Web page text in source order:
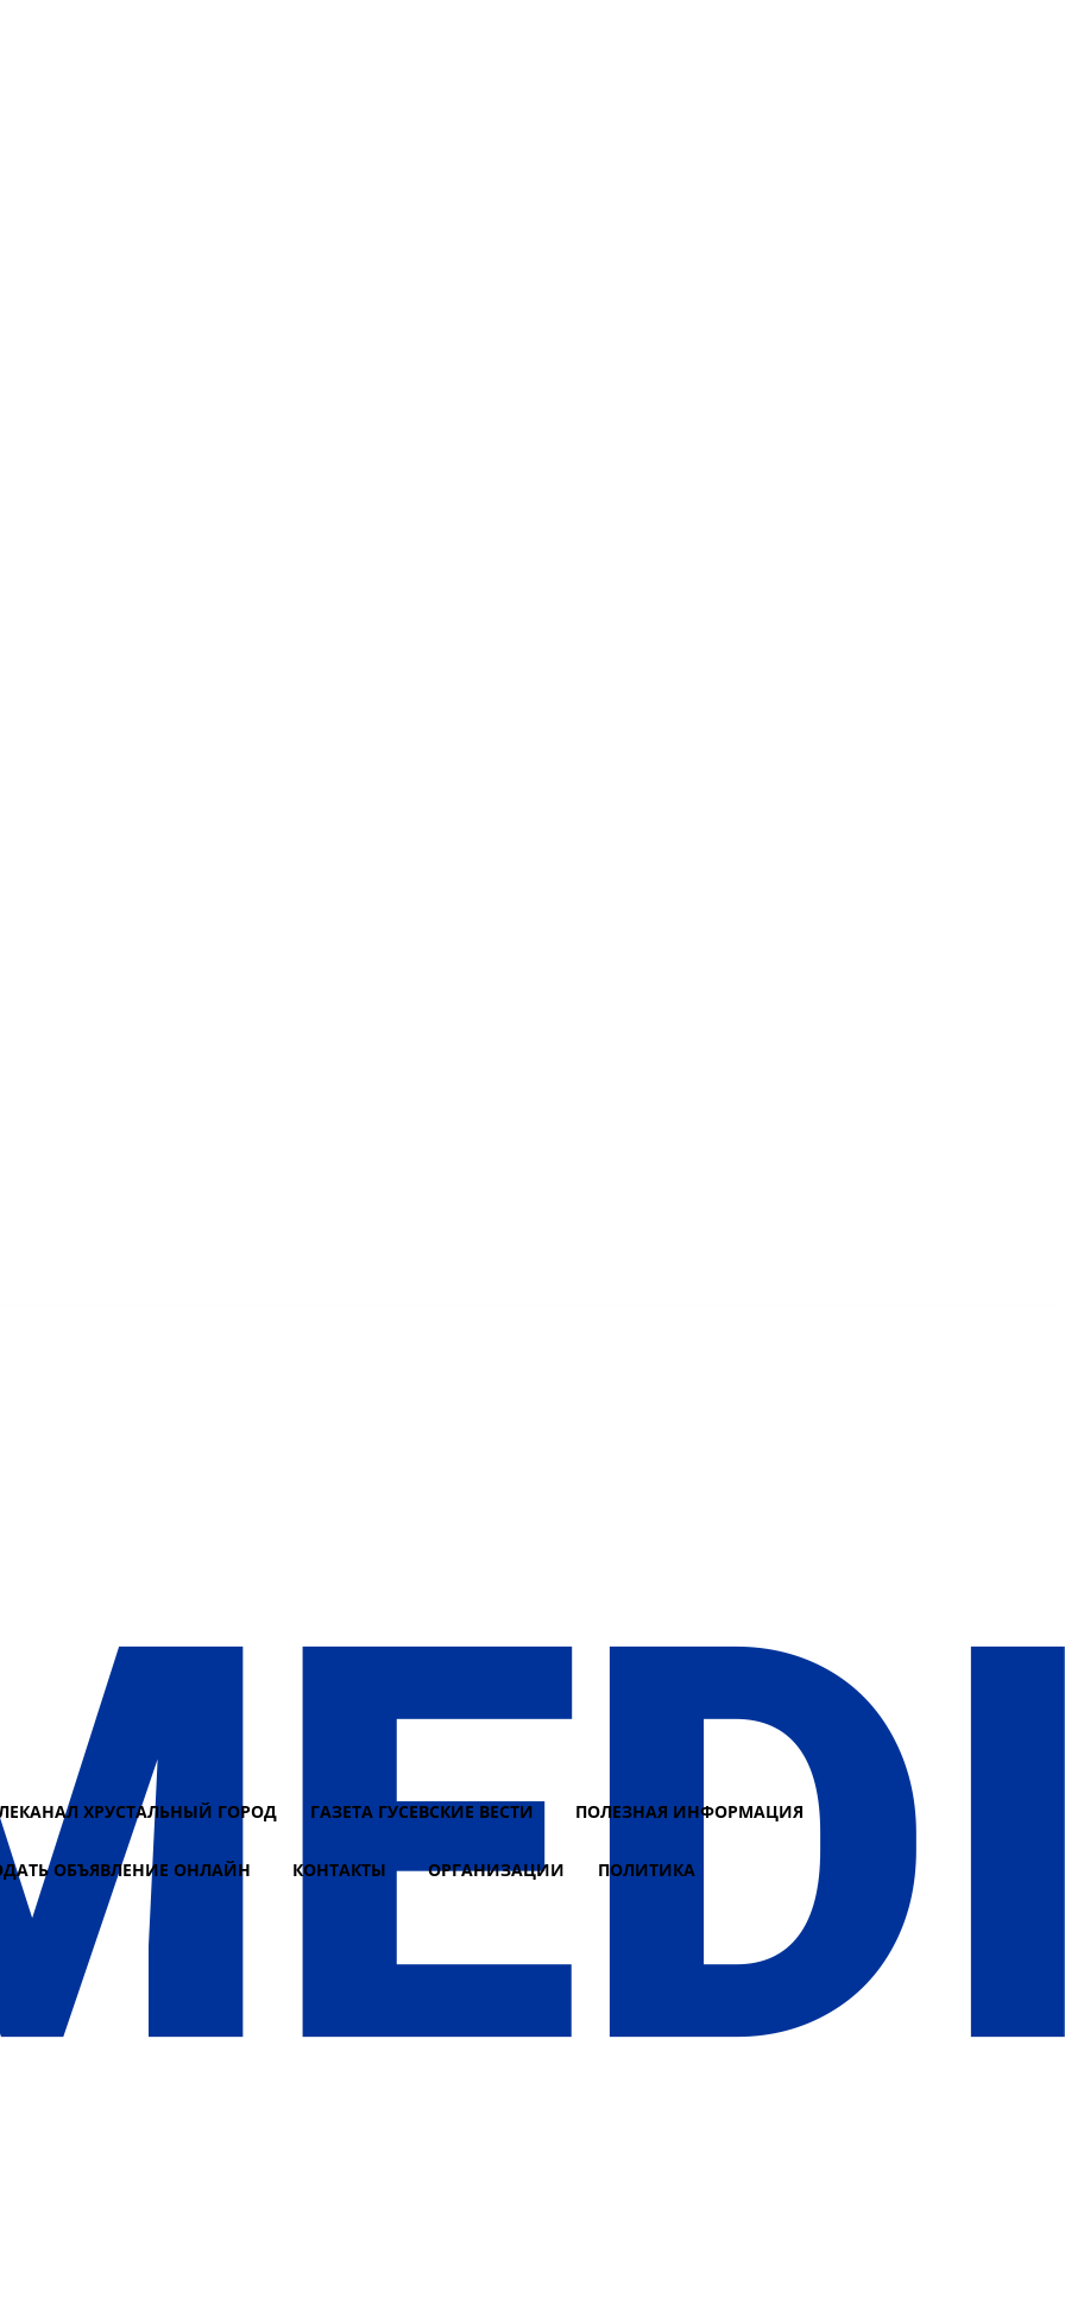
ХРУСТАЛЬНЫЙ ГОРОД ГАЗЕТА ГУСЕВСКИЕ ВЕСТИ ПОЛЕЗНАЯ ИНФОРМАЦИЯ
ОБЪЯВЛЕНИЕ ОНЛАЙН КОНТАКТЫ ОРГАНИЗАЦИИ ПОЛИТИКА